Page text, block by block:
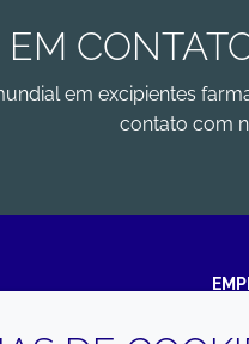
EM
em excipientes
contato com